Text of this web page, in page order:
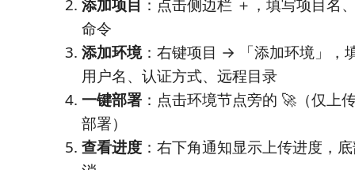
添加项目 ：点击侧边栏 ＋，填写项目名
命令
添加环境：右键项目 → 「添加环境」，
用户名、认证方式、远程目录
一键部署 ：点击环境节点旁的 🚀（仅上
部署）
查看进度 ：右下角通知显示上传进度，